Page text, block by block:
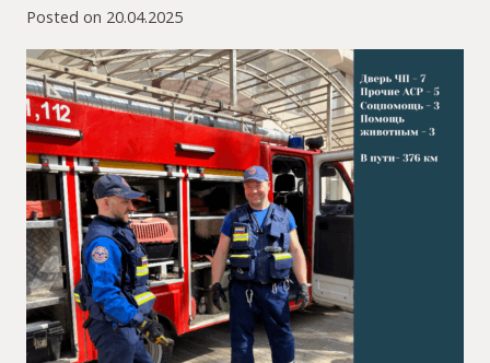
Posted on 20.04.2025